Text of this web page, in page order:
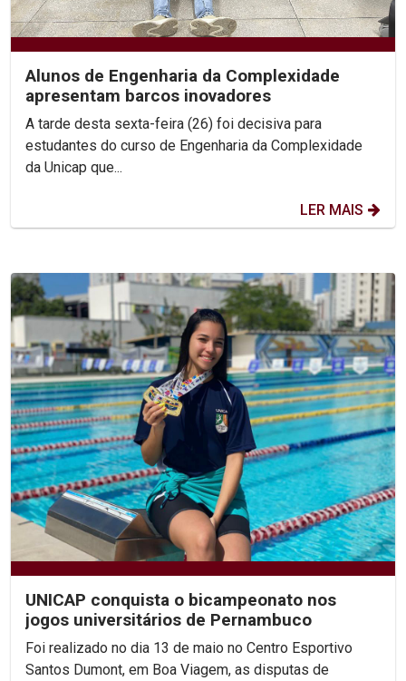
Alunos de Engenharia da Complexidade
apresentam barcos inovadores
A tarde desta sexta-feira (26) foi decisiva para
estudantes do curso de Engenharia da Complexidade
da Unicap que...
LER MAIS
UNICAP conquista o bicampeonato nos
jogos universitários de Pernambuco
Foi realizado no dia 13 de maio no Centro Esportivo
Santos Dumont, em Boa Viagem, as disputas de